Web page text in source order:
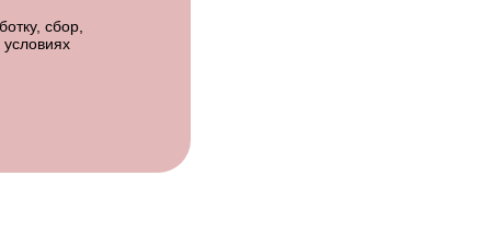
сбор,